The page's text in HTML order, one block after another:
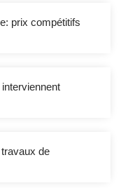
prix compétitifs
de